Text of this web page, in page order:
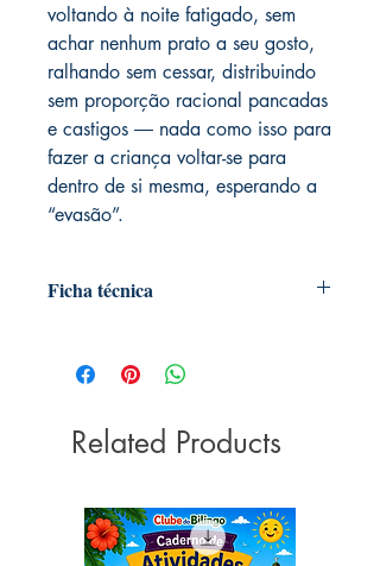
voltando à noite fatigado, sem
achar nenhum prato a seu gosto,
ralhando sem cessar, distribuindo
sem proporção racional pancadas
e castigos ― nada como isso para
fazer a criança voltar-se para
dentro de si mesma, esperando a
“evasão”.
Ficha técnica
Editora ‏ : ‎ Calvariae Editorial; 1ª
edição (31 agosto 2019)
Páginas ‏ : ‎ 231
ISBN ‏ : ‎ 978-6590093936
Dimensões ‏ : ‎ 21 x 13.6 x 1.6 cm
Related Products